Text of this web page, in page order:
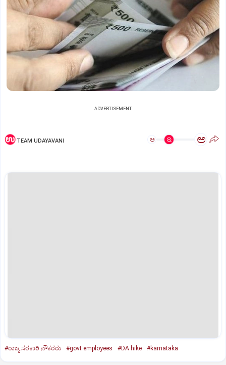
ADVERTISEMENT
TEAM UDAYAVANI ಅ ಅ
#ರಾಜ್ಯ ಸರಕಾರಿ ನೌಕರರು #govt employees #DA hike #karnataka